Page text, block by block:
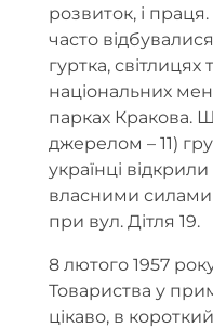
розвиток, і праця.
часто
гуртка,
національних
парках Кракова.
джерелом – 11)
українці
власними
при вул. Дітля 19.
8 лютого 1957
Товариства у
цікаво, в